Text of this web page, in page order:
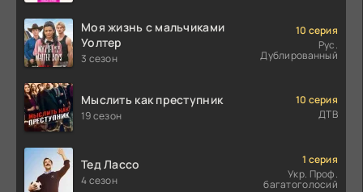
Моя жизнь с мальчиками
Уолтер
3 сезон
10 серия
Рус.
Дублированный
Мыслить как преступник
19 сезон
10 серия
ДТВ
Тед Лассо
4 сезон
1 серия
Укр. Проф.
багатоголосий